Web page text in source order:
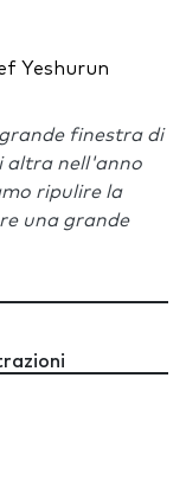
Yeshurun
finestra di
altra nell'anno
ripulire la
una grande